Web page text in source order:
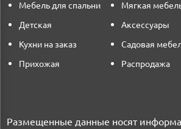
Мебель для спальни
Детская
Кухни на заказ
Прихожая
Мягкая
Аксессуары
Садовая
Распродажа
Размещенные данные носят